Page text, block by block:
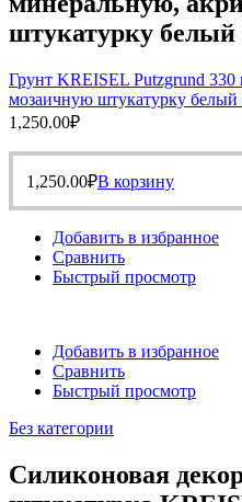
штукатурку белый
Грунт KREISEL Putzgrund
мозаичную штукатурку белый
1,250.00₽
1,250.00₽В корзину
Добавить в избранное
Сравнить
Быстрый просмотр
Добавить в избранное
Сравнить
Быстрый просмотр
Без категории
Силиконовая